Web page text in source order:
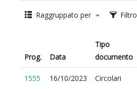
Raggruppato per Filtro
Prog. Data
Tipo
documento
1555 16/10/2023 Circolari